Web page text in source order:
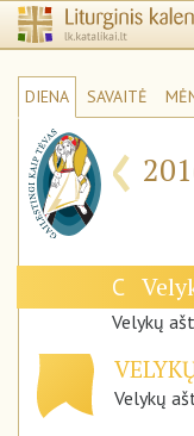
DIENA SAVAITĖ
‹
C
Velykų
Velykų